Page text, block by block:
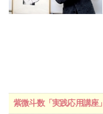
紫微斗数「実践応用講